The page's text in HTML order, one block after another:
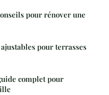
pour rénover une
pour terrasses
complet pour